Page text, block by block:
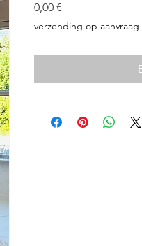
0,00 €
verzending op aanvraag